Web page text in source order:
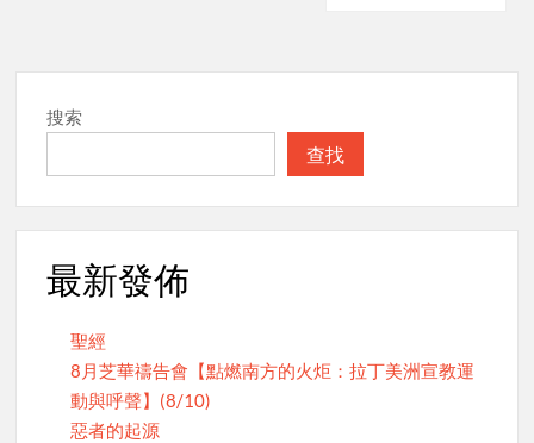
搜索
查找
最新發佈
聖經
8月芝華禱告會【點燃南方的火炬：拉丁美洲宣教運
動與呼聲】(8/10)
惡者的起源